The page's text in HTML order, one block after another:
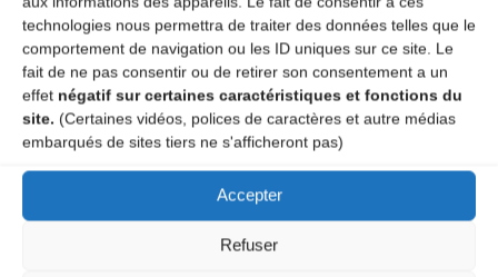
technologies nous permettra de traiter des données telles que le
comportement de navigation ou les ID uniques sur ce site. Le
fait de ne pas consentir ou de retirer son consentement a un
effet négatif sur certaines caractéristiques et fonctions du
site. (Certaines vidéos, polices de caractères et autre médias
embarqués de sites tiers ne s'afficheront pas)
Accepter
Refuser